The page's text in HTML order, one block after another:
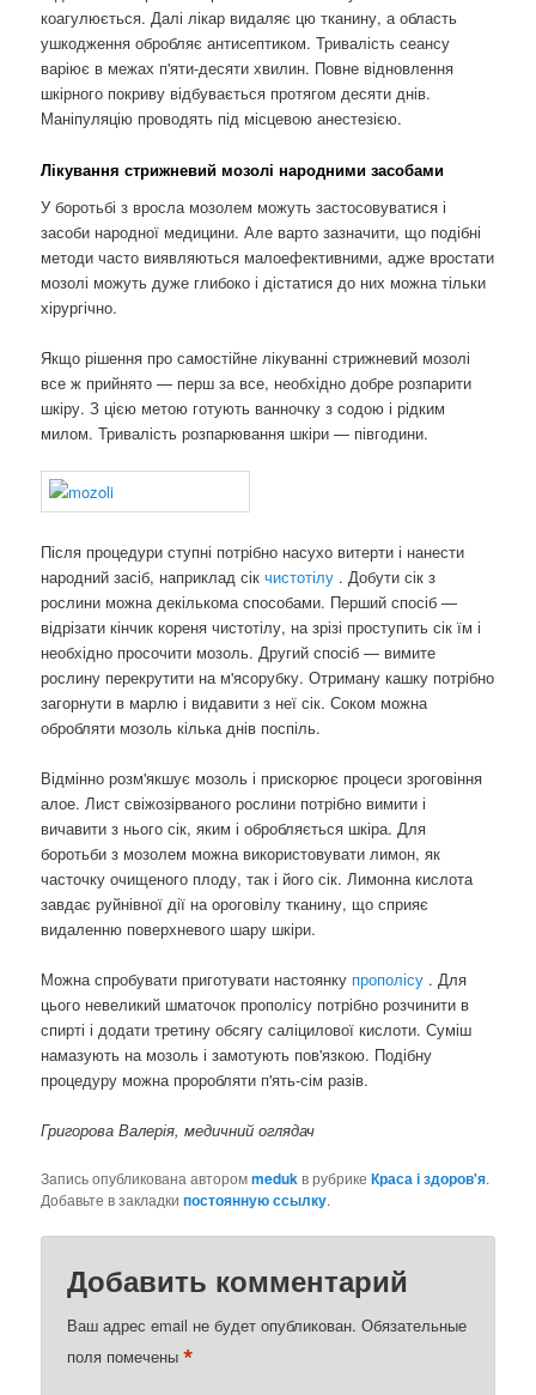
коагулюється. Далі лікар видаляє цю тканину, а область
ушкодження обробляє антисептиком. Тривалість сеансу
варіює в межах п'яти-десяти хвилин. Повне відновлення
шкірного покриву відбувається протягом десяти днів.
Маніпуляцію проводять під місцевою анестезією.
Лікування стрижневий мозолі народними засобами
У боротьбі з вросла мозолем можуть застосовуватися і
засоби народної медицини. Але варто зазначити, що подібні
методи часто виявляються малоефективними, адже вростати
мозолі можуть дуже глибоко і дістатися до них можна тільки
хірургічно.
Якщо рішення про самостійне лікуванні стрижневий мозолі
все ж прийнято — перш за все, необхідно добре розпарити
шкіру. З цією метою готують ванночку з содою і рідким
милом. Тривалість розпарювання шкіри — півгодини.
Після процедури ступні потрібно насухо витерти і нанести
народний засіб, наприклад сікчистотілу . Добути сік з
рослини можна декількома способами. Перший спосіб —
відрізати кінчик кореня чистотілу, на зрізі проступить сік їм і
необхідно просочити мозоль. Другий спосіб — вимите
рослину перекрутити на м'ясорубку. Отриману кашку потрібно
загорнути в марлю і видавити з неї сік. Соком можна
обробляти мозоль кілька днів поспіль.
Відмінно розм'якшує мозоль і прискорює процеси зроговіння
алое. Лист свіжозірваного рослини потрібно вимити і
вичавити з нього сік, яким і обробляється шкіра. Для
боротьби з мозолем можна використовувати лимон, як
часточку очищеного плоду, так і його сік. Лимонна кислота
завдає руйнівної дії на ороговілу тканину, що сприяє
видаленню поверхневого шару шкіри.
Можна спробувати приготувати настоянку прополісу . Для
цього невеликий шматочок прополісу потрібно розчинити в
спирті і додати третину обсягу саліцилової кислоти. Суміш
намазують на мозоль і замотують пов'язкою. Подібну
процедуру можна проробляти п'ять-сім разів.
Григорова Валерія, медичний оглядач
Запись опубликована авторомmedukв рубрикеКраса і здоров'я.
Добавьте в закладкипостоянную ссылку.
Добавить комментарий
Ваш адрес email не будет опубликован. Обязательные
поля помечены*